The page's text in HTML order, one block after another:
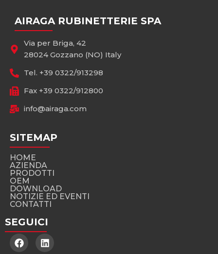
AIRAGA RUBINETTERIE SPA
Via per Briga, 42
28024 Gozzano (NO) Italy
Tel. +39 0322/913298
Fax +39 0322/912800
info@airaga.com
SITEMAP
HOME
AZIENDA
PRODOTTI
OEM
DOWNLOAD
NOTIZIE ED EVENTI
CONTATTI
SEGUICI